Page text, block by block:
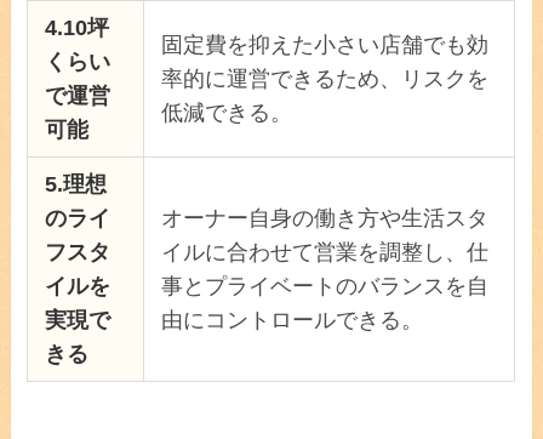
4.10坪
くらい
で運営
可能
固定費を抑えた小さい店舗でも効
率的に運営できるため、リスクを
低減できる。
5.理想
のライ
フスタ
イルを
実現で
きる
オーナー自身の働き方や生活スタ
イルに合わせて営業を調整し、仕
事とプライベートのバランスを自
由にコントロールできる。